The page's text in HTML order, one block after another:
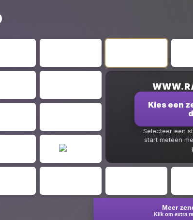
Kies een
Selecteer een
start meteen
Meer
Klik om extra